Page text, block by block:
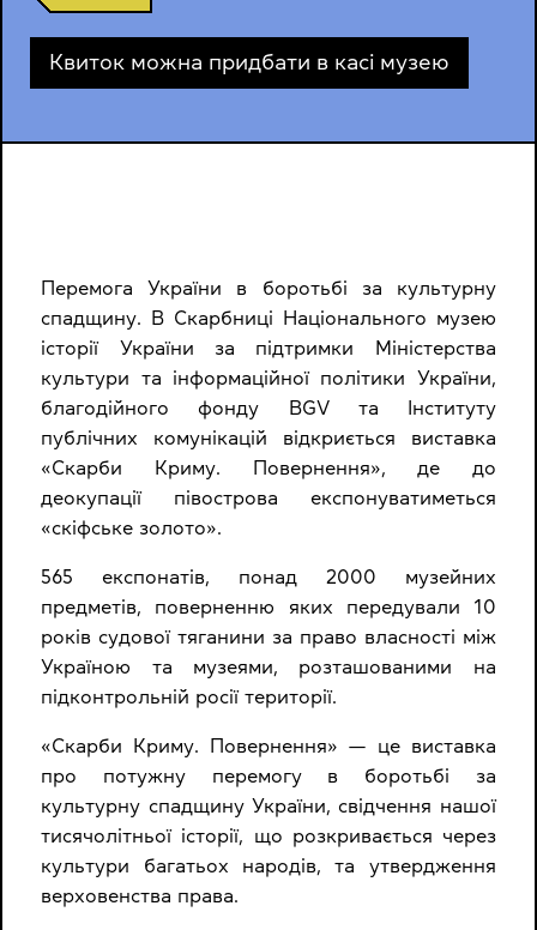
Квиток можна придбати в касі музею
Перемога України в боротьбі за культурну
спадщину. В Скарбниці Національного музею
історії України за підтримки Міністерства
культури та інформаційної політики України,
благодійного фонду BGV та Інституту
публічних комунікацій відкриється виставка
«Скарби Криму. Повернення», де до
деокупації півострова експонуватиметься
«скіфське золото».
565 експонатів, понад 2000 музейних
предметів, поверненню яких передували 10
років судової тяганини за право власності між
Україною та музеями, розташованими на
підконтрольній росії території.
«Скарби Криму. Повернення» — це виставка
про потужну перемогу в боротьбі за
культурну спадщину України, свідчення нашої
тисячолітньої історії, що розкривається через
культури багатьох народів, та утвердження
верховенства права.